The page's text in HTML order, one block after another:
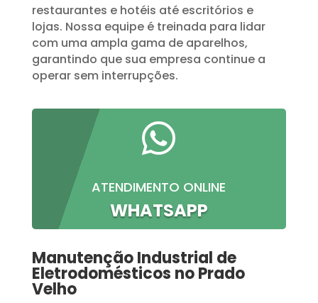
restaurantes e hotéis até escritórios e
lojas. Nossa equipe é treinada para lidar
com uma ampla gama de aparelhos,
garantindo que sua empresa continue a
operar sem interrupções.

ATENDIMENTO ONLINE
WHATSAPP
Manutenção Industrial de
Eletrodomésticos no Prado
Velho